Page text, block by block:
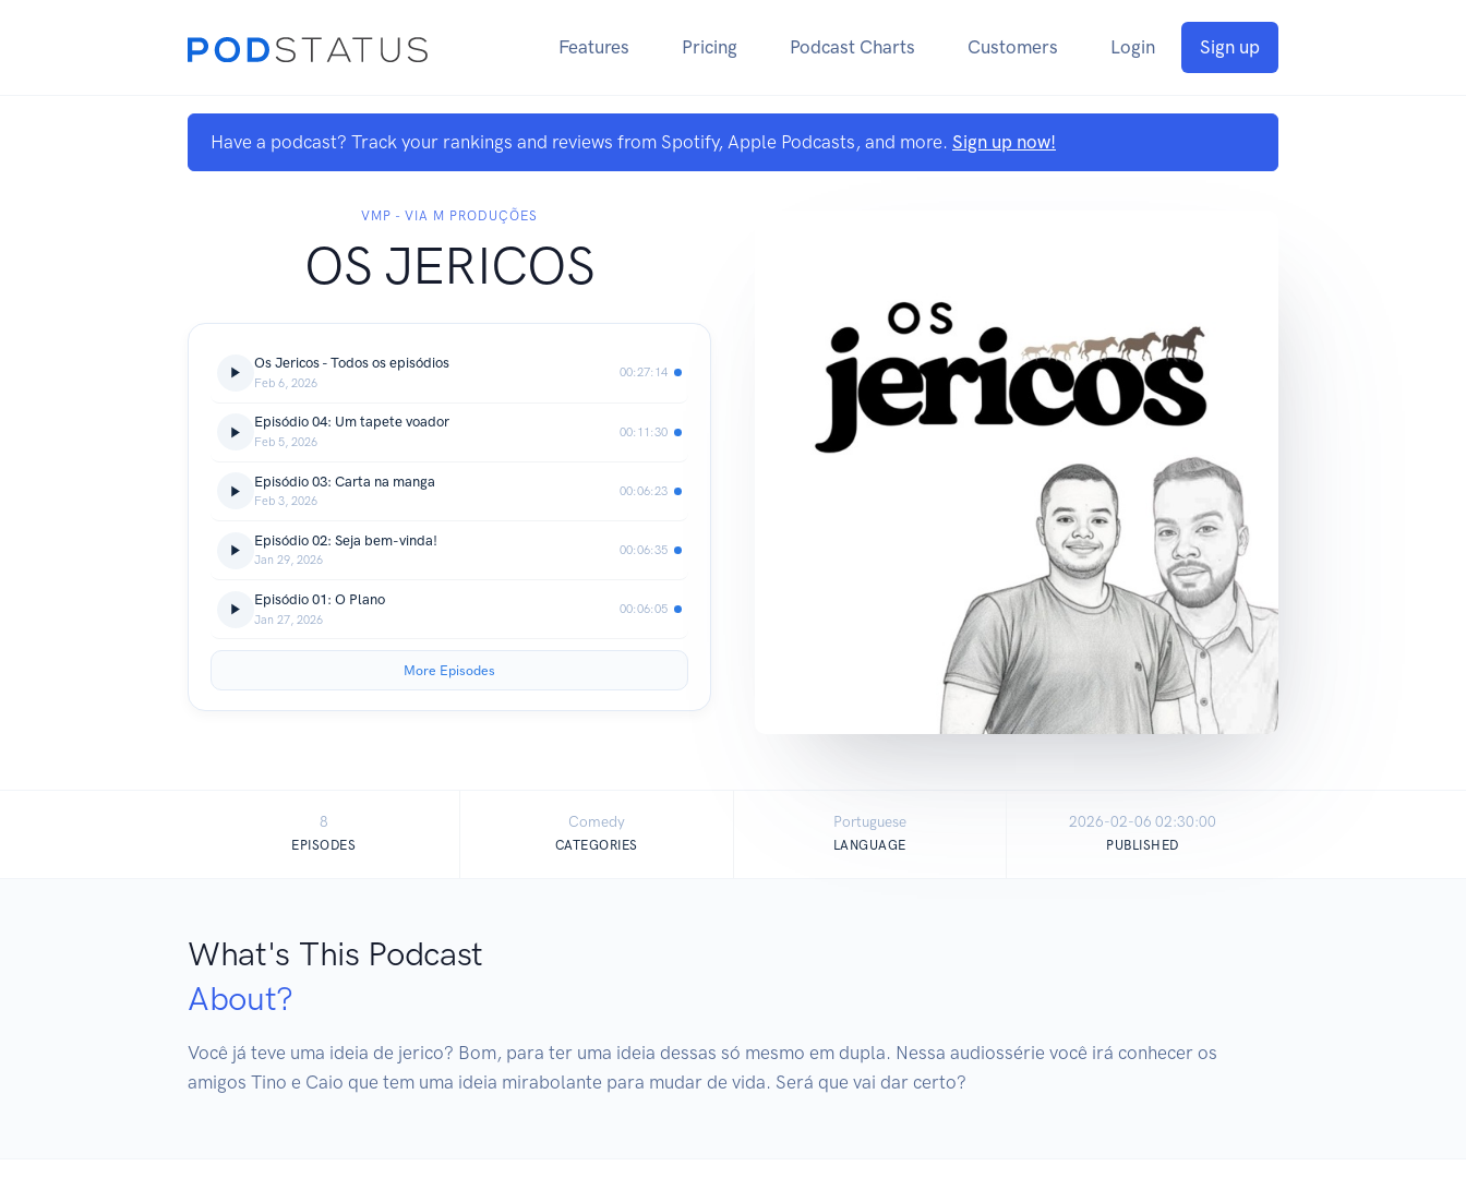
Features Pricing Podcast Charts Customers Login Sign up
Have a podcast? Track your rankings and reviews from Spotify, Apple Podcasts, and more. Sign up now!
VMP - VIA M PRODUÇÕES
OS JERICOS
Os Jericos - Todos os episódios
Feb 6, 2026
00:27:14
Episódio 04: Um tapete voador
Feb 5, 2026
00:11:30
Episódio 03: Carta na manga
Feb 3, 2026
00:06:23
Episódio 02: Seja bem-vinda!
Jan 29, 2026
00:06:35
Episódio 01: O Plano
Jan 27, 2026
00:06:05
More Episodes
8
EPISODES
Comedy
CATEGORIES
Portuguese
LANGUAGE
2026-02-06 02:30:00
PUBLISHED
What's This Podcast
About?
Você já teve uma ideia de jerico? Bom, para ter uma ideia dessas só mesmo em dupla. Nessa audiossérie você irá conhecer os
amigos Tino e Caio que tem uma ideia mirabolante para mudar de vida. Será que vai dar certo?